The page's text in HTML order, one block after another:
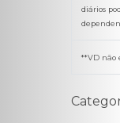
diários
**VD não